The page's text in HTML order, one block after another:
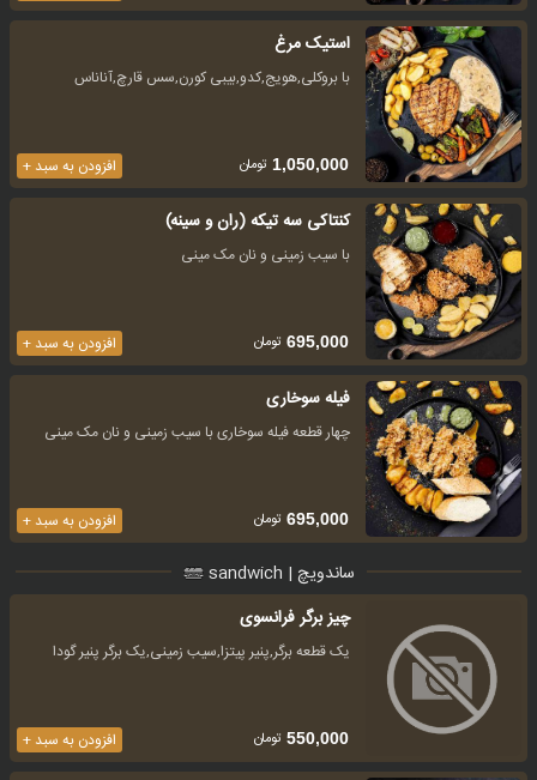
استیک مرغ
با بروکلی,هویج,کدو,بیبی کورن,سس قارچ,آناناس
افزودن به سبد + 1,050,000 تومان
کنتاکی سه تیکه (ران و سینه)
با سیب زمینی و نان مک مینی
افزودن به سبد + 695,000 تومان
فیله سوخاری
چهار قطعه فیله سوخاری با سیب زمینی و نان مک مینی
افزودن به سبد + 695,000 تومان
ساندویچ | sandwich
چیز برگر فرانسوی
یک قطعه برگر,پنیر پیتزا,سیب زمینی,یک برگر پنیر گودا
افزودن به سبد + 550,000 تومان